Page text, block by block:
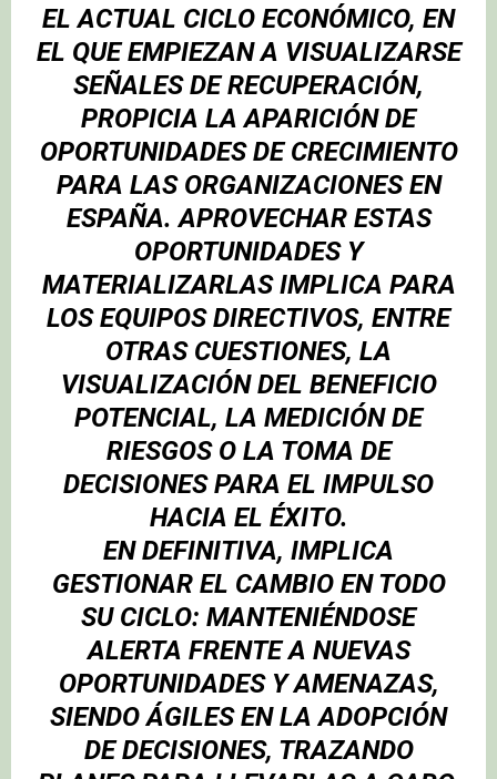
EL ACTUAL CICLO ECONÓMICO, EN
EL QUE EMPIEZAN A VISUALIZARSE
SEÑALES DE RECUPERACIÓN,
PROPICIA LA APARICIÓN DE
OPORTUNIDADES DE CRECIMIENTO
PARA LAS ORGANIZACIONES EN
ESPAÑA. APROVECHAR ESTAS
OPORTUNIDADES Y
MATERIALIZARLAS IMPLICA PARA
LOS EQUIPOS DIRECTIVOS, ENTRE
OTRAS CUESTIONES, LA
VISUALIZACIÓN DEL BENEFICIO
POTENCIAL, LA MEDICIÓN DE
RIESGOS O LA TOMA DE
DECISIONES PARA EL IMPULSO
HACIA EL ÉXITO.
EN DEFINITIVA, IMPLICA
GESTIONAR EL CAMBIO EN TODO
SU CICLO: MANTENIÉNDOSE
ALERTA FRENTE A NUEVAS
OPORTUNIDADES Y AMENAZAS,
SIENDO ÁGILES EN LA ADOPCIÓN
DE DECISIONES, TRAZANDO